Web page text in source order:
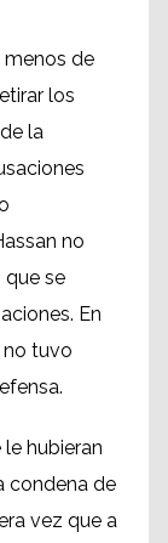
menos de
los
la
no
que se
En
no tuvo
hubieran
condena de
vez que a